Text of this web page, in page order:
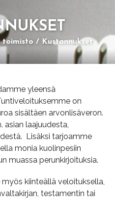
toimisto Kustannukset
yleensä
on
sisältäen arvonlisäveron.
asian laajuudesta,
Lisäksi tarjoamme
monia kuolinpesiin
muassa perunkirjoituksia.
kiinteällä veloituksella,
testamentin tai